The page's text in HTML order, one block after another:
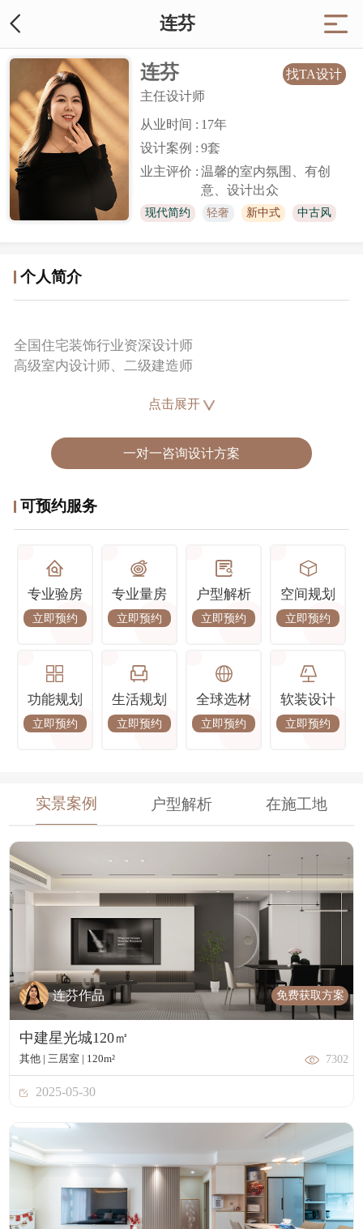
连芬
连芬
主任设计师
从业时间 : 17年
设计案例 : 9套
业主评价 : 温馨的室内氛围、有创
意、设计出众
现代简约 轻奢 新中式 中古风
找TA设计
个人简介
全国住宅装饰行业资深设计师
高级室内设计师、二级建造师
2016年家具空间设计大赛最佳创意奖
2017年武汉建筑装饰行业优秀设计师
2019年工匠杯全国优秀设计师作品奖
2020年武汉创意设计大赛优秀奖
2023中国室内设计年度评选设计优秀奖
设计理念 :
一尘不染素净澄明。用平静的心灵看世界，利用淡淡的
家具布局把原有的空间净化，把气质和品位含蓄地表现
经典楼盘 :
华侨城欢乐天际、美的云筑、中建星光城、中建铂公
馆、琨御府、昆仑御、中建福地星城、华侨城红坊、金
点击展开
一对一咨询设计方案
可预约服务
专业验房
立即预约
专业量房
立即预约
户型解析
立即预约
空间规划
立即预约
功能规划
立即预约
生活规划
立即预约
全球选材
立即预约
软装设计
立即预约
实景案例 户型解析 在施工地
连芬作品 免费获取方案
中建星光城120㎡
其他 | 三居室 | 120m² 7302
2025-05-30